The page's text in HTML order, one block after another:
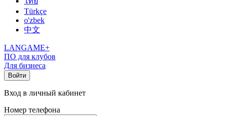
Türkçe
o'zbek
中文
LANGAME+
ПО для клубов
Для бизнеса
Войти
Вход в личный кабинет
Номер телефона